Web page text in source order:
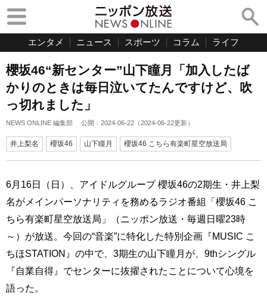
エンタメ ニュース スポーツ コラム ライフ
櫻坂46“新センター”山下瞳月「加入したば
かりのときは毎日泣いてたんですけど、吹
っ切れました」
NEWS ONLINE 編集部 公開： 2024-06-22 （2024-06-22更新）
井上梨名 櫻坂46 山下瞳月 櫻坂46 こちら有楽町星空放送局
6月16日（日）、アイドルグループ 櫻坂46の2期生・井上梨
名がメインパーソナリティを務めるラジオ番組「櫻坂46 こ
ちら有楽町星空放送局」（ニッポン放送・毎週日曜23時
～）が放送。今回の“音楽”に特化した特別企画『MUSIC こ
ちほSTATION』の中で、3期生の山下瞳月が、9thシングル
『自業自得』でセンターに抜擢されたことについて心境を
語った。